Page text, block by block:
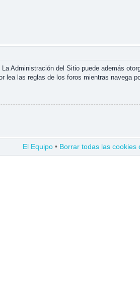
Administración del Sitio puede además
lea las reglas de los foros mientras navega
El Equipo • Borrar todas las cookies